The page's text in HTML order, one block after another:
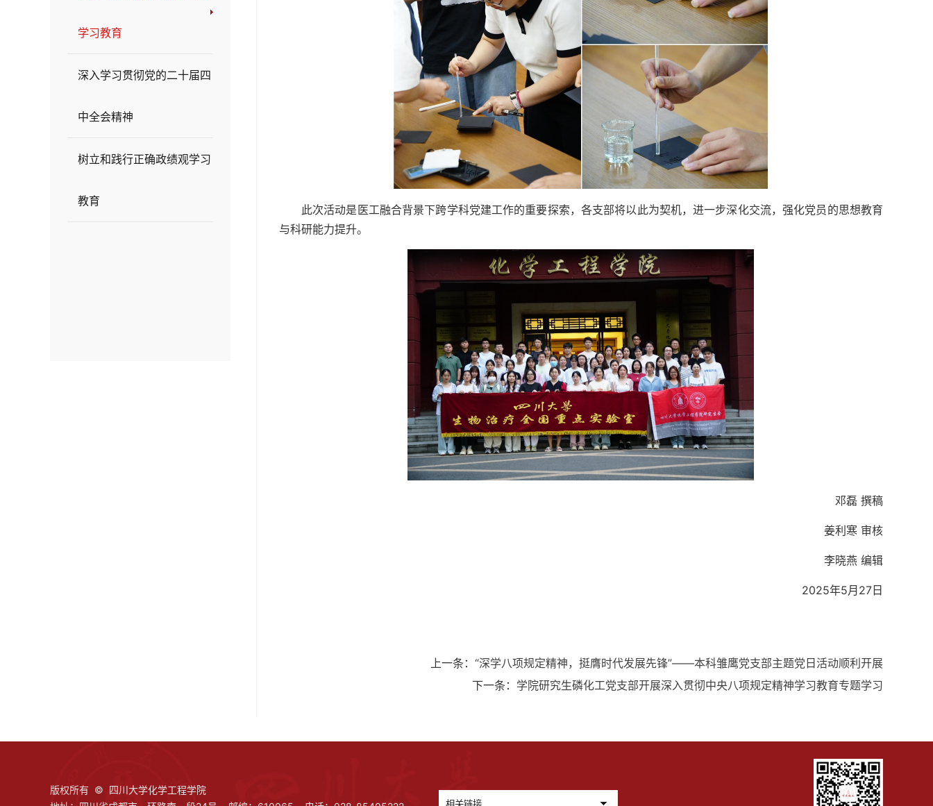
学习教育
深入学习贯彻党的二十届四
中全会精神
树立和践行正确政绩观学习
教育
此次活动是医工融合背景下跨学科党建工作的重要探索，各支部将以此为契机，进一步深化交流，强化党员的思想教育
与科研能力提升。
邓磊 撰稿
姜利寒 审核
李晓燕 编辑
2025年5月27日
上一条： “深学八项规定精神，挺膺时代发展先锋”——本科雏鹰党支部主题党日活动顺利开展
下一条： 学院研究生磷化工党支部开展深入贯彻中央八项规定精神学习教育专题学习
版权所有 © 四川大学化学工程学院